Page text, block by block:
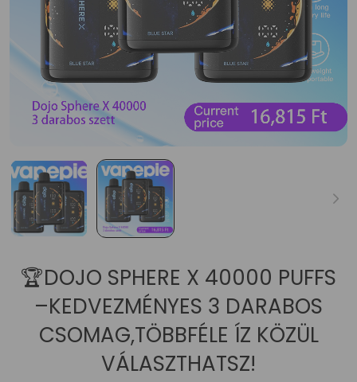
🏆DOJO SPHERE X 40000 PUFFS
–KEDVEZMÉNYES 3 DARABOS
CSOMAG,TÖBBFÉLE ÍZ KÖZÜL
VÁLASZTHATSZ!